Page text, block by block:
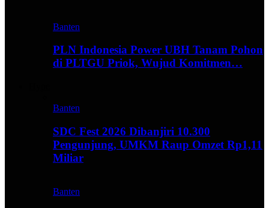
Banten
PLN Indonesia Power UBH Tanam Pohon
di PLTGU Priok, Wujud Komitmen…
Banten
SDC Fest 2026 Dibanjiri 10.300
Pengunjung, UMKM Raup Omzet Rp1,11
Miliar
Banten